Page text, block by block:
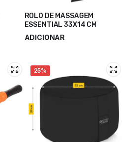
ROLO DE MASSAGEM
ESSENTIAL 33X14 CM
ADICIONAR
25%